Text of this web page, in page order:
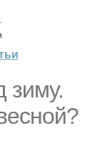
зиму.